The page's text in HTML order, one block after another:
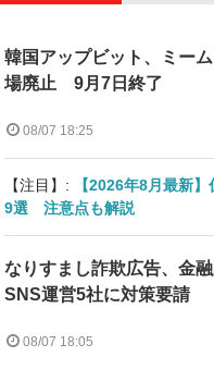
韓国アップビット、ミー
場廃止 9月7日終了
08/07 18:25
【注目】:
【2026年8月最新
9選 注意点も解説
なりすまし詐欺広告、金
SNS運営5社に対策要請
08/07 18:05